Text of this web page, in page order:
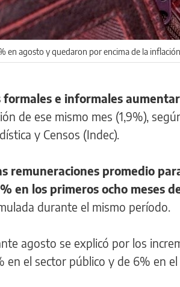
en agosto y quedaron por encima de la
e informales
de ese mismo mes (1,9%),
y Censos (Indec).
remuneraciones promedio
en los primeros ocho meses
durante el mismo período.
agosto se explicó por los
en el sector público y de 6% en